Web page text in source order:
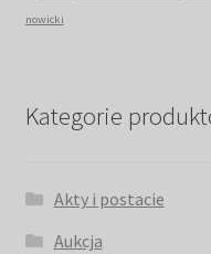
nowicki
Kategorie
Akty i postacie
Aukcja